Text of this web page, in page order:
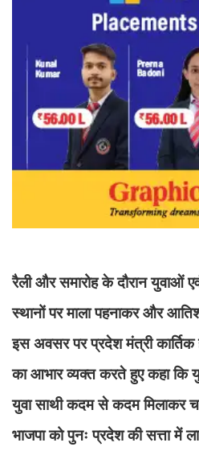
रैली और समारोह के दौरान युवाओं एवं
स्थानों पर माला पहनाकर और
इस अवसर पर प्रदेश मंत्री कार्तिक
का आभार व्यक्त करते हुए कहा कि
युवा साथी कदम से कदम मिलाकर
भाजपा को पुनः प्रदेश की सत्ता